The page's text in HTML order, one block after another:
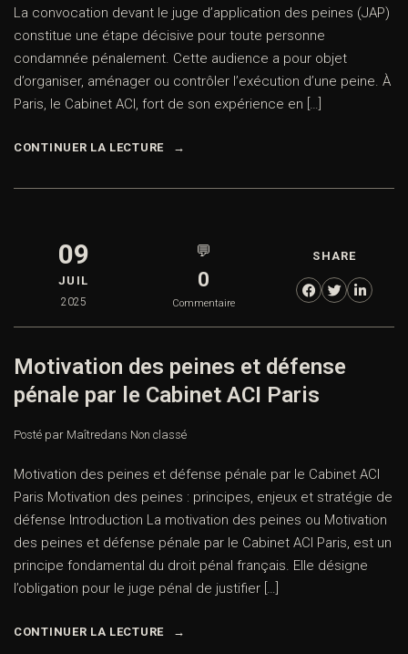
La convocation devant le juge d’application des peines (JAP)
constitue une étape décisive pour toute personne
condamnée pénalement. Cette audience a pour objet
d’organiser, aménager ou contrôler l’exécution d’une peine. À
Paris, le Cabinet ACI, fort de son expérience en […]
CONTINUER LA LECTURE
09
JUIL
2025
💬
0
Commentaire
SHARE
Motivation des peines et défense
pénale par le Cabinet ACI Paris
Posté par Maîtredans Non classé
Motivation des peines et défense pénale par le Cabinet ACI
Paris Motivation des peines : principes, enjeux et stratégie de
défense Introduction La motivation des peines ou Motivation
des peines et défense pénale par le Cabinet ACI Paris, est un
principe fondamental du droit pénal français. Elle désigne
l’obligation pour le juge pénal de justifier […]
CONTINUER LA LECTURE